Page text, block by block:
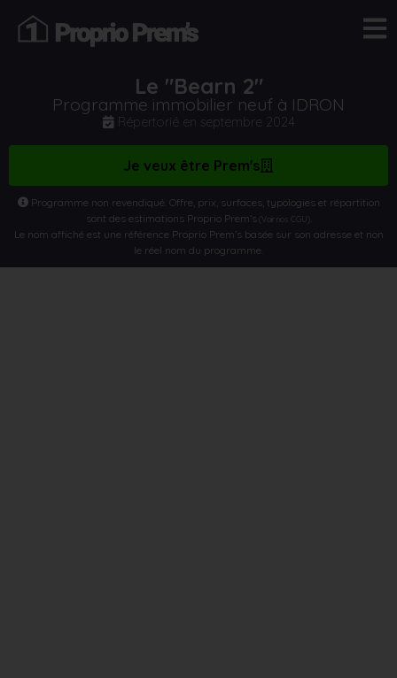
Le "Bearn 2"
Programme immobilier neuf à IDRON
Répertorié en septembre 2024
Je veux être Prem's
Programme non revendiqué. Offre, prix, surfaces, typologies et répartition
sont des estimations Proprio Prem’s(Voir nos CGU)
Le nom affiché est une référence Proprio Prem’s basée sur son adresse et non
le réel nom du programme.